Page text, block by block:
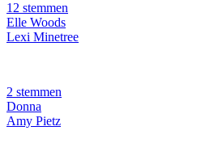
12 stemmen
Elle Woods
Lexi Minetree
2 stemmen
Donna
Amy Pietz